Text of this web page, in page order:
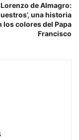
Lorenzo de Almagro:
una historia
los colores del Papa
Francisco